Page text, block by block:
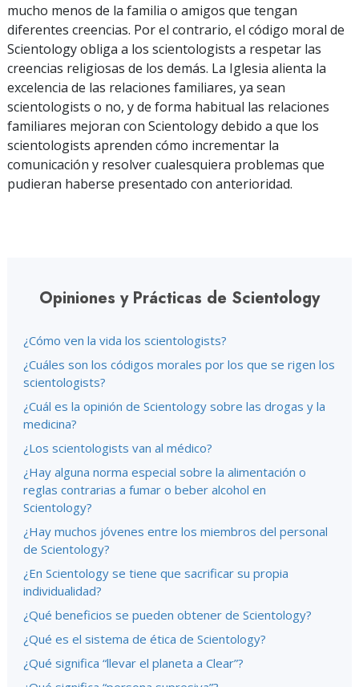
mucho menos de la familia o amigos que tengan
diferentes creencias. Por el contrario, el código moral de
Scientology obliga a los scientologists a respetar las
creencias religiosas de los demás. La Iglesia alienta la
excelencia de las relaciones familiares, ya sean
scientologists o no, y de forma habitual las relaciones
familiares mejoran con Scientology debido a que los
scientologists aprenden cómo incrementar la
comunicación y resolver cualesquiera problemas que
pudieran haberse presentado con anterioridad.
Opiniones y Prácticas de Scientology
¿Cómo ven la vida los scientologists?
¿Cuáles son los códigos morales por los que se rigen los
scientologists?
¿Cuál es la opinión de Scientology sobre las drogas y la
medicina?
¿Los scientologists van al médico?
¿Hay alguna norma especial sobre la alimentación o
reglas contrarias a fumar o beber alcohol en
Scientology?
¿Hay muchos jóvenes entre los miembros del personal
de Scientology?
¿En Scientology se tiene que sacrificar su propia
individualidad?
¿Qué beneficios se pueden obtener de Scientology?
¿Qué es el sistema de ética de Scientology?
¿Qué significa “llevar el planeta a Clear”?